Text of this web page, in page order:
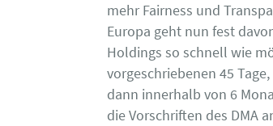
mehr Fairness und
Europa geht nun fest
Holdings so schnell wie
vorgeschriebenen 45
dann innerhalb von 6
die Vorschriften des DMA